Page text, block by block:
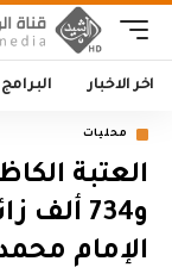
اخر الاخبار البرامج
محليات
العتبة
و734
الإمام